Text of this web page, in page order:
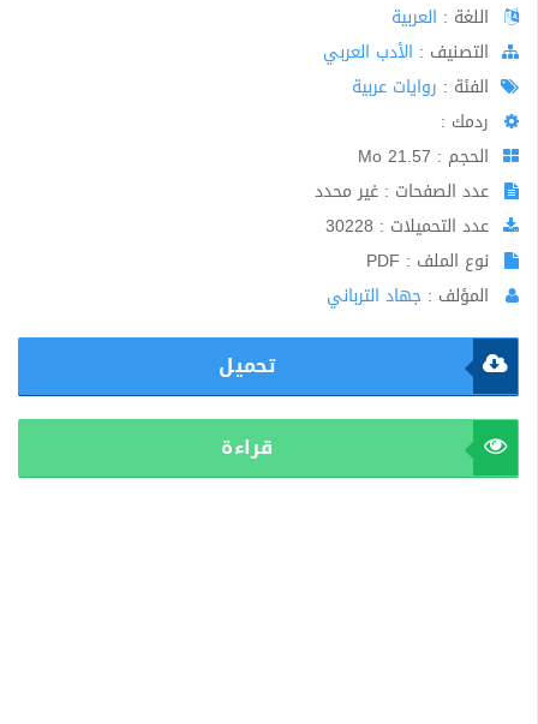
اللغة : العربية
اﻟﺘﺼﻨﻴﻒ : الأدب العربي
الفئة : روايات عربية
ردمك :
الحجم : 21.57 Mo
عدد الصفحات : غير محدد
عدد التحميلات : 30228
نوع الملف : PDF
المؤلف : جهاد الترباني
تحميل
قراءة